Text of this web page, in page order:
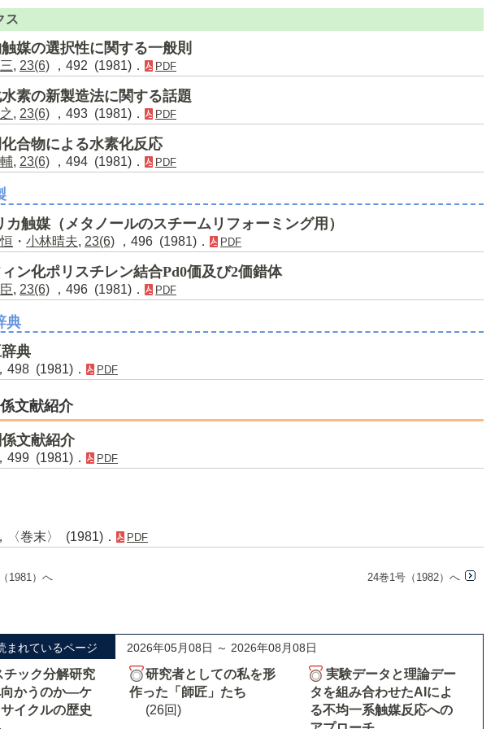
ス
媒の選択性に関する一般則
, 23(6) ，492 (1981)． PDF
素の新製造法に関する話題
, 23(6) ，493 (1981)． PDF
合物による水素化反応
, 23(6) ，494 (1981)． PDF
カ触媒（メタノールのスチームリフォーミング用）
・ 小林晴夫, 23(6) ，496 (1981)． PDF
ン化ポリスチレン結合Pd0価及び2価錯体
, 23(6) ，496 (1981)． PDF
典
典
498 (1981)． PDF
文献紹介
文献紹介
499 (1981)． PDF
〈巻末〉 (1981)． PDF
1981）へ 24巻1号（1982）へ
まれているページ 2026年05月08日 ～ 2026年08月08日
チック分解研究
向かうのか―ケ
イクルの歴史
研究者としての私を形
作った「師匠」たち
(26回)
実験データと理論デー
タを組み合わせたAIによ
る不均一系触媒反応への